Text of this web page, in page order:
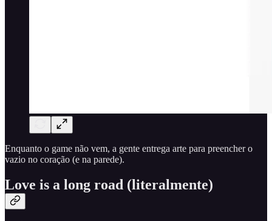
Enquanto o game não vem, a gente entrega arte para preencher o
vazio no coração (e na parede).
Love is a long road (literalmente)